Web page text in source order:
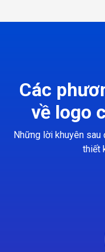
Các
về logo
Những lời khuyên sau
thiết